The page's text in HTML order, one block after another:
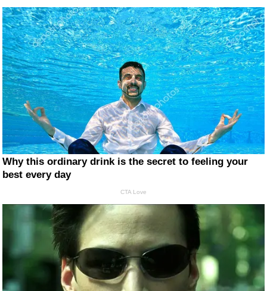
Why this ordinary drink is the secret to feeling your
best every day
CTA Love